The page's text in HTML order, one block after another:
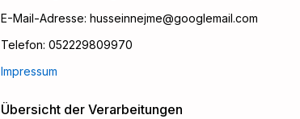
E-Mail-Adresse: husseinnejme@googlemail.com
Telefon: 052229809970
Impressum
Übersicht der Verarbeitungen